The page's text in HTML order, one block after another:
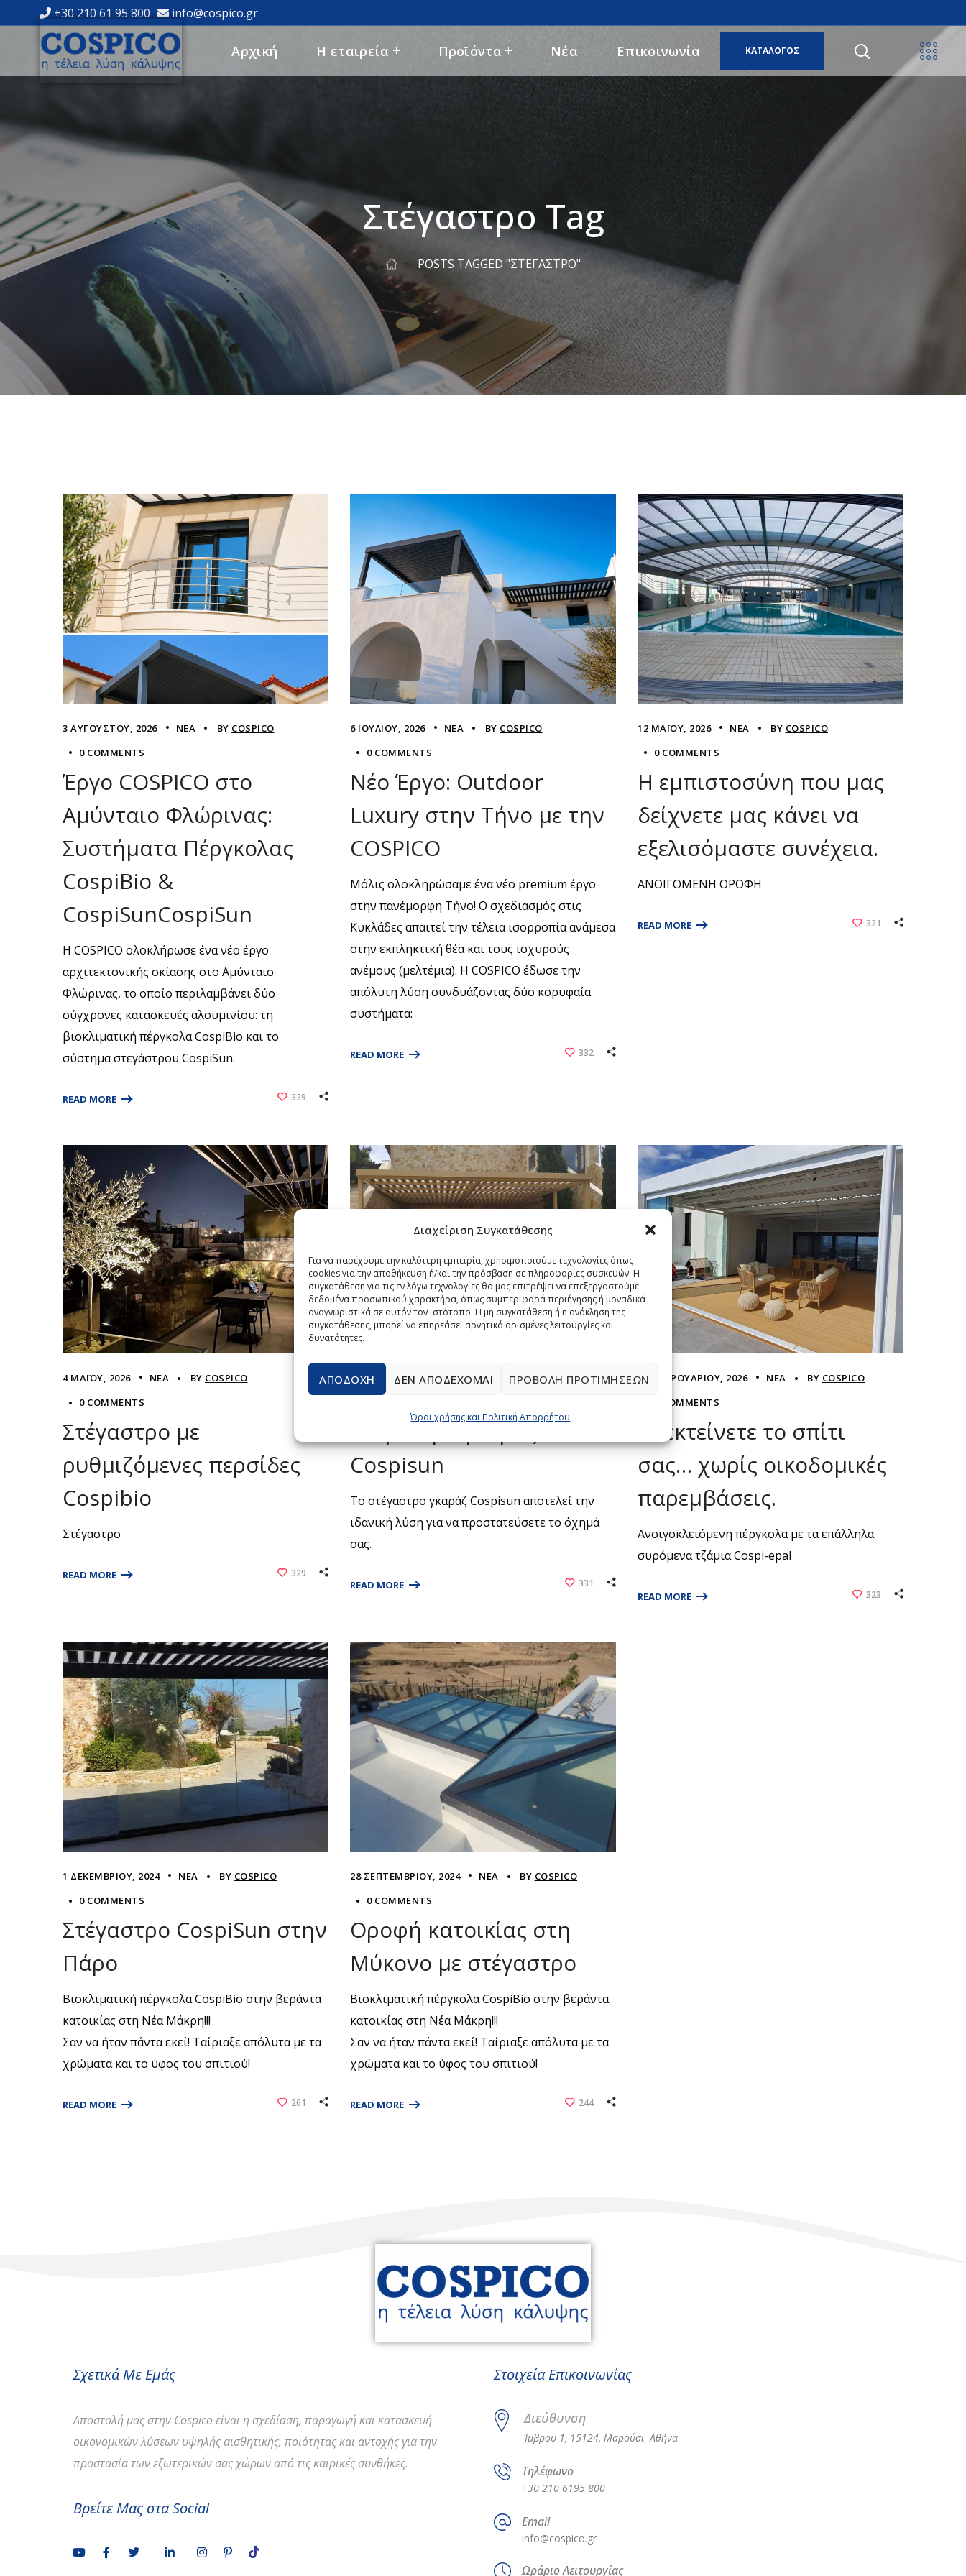
Διαχείριση Συγκατάθεσης
Για να παρέχουμε την καλύτερη εμπειρία, χρησιμοποιούμε τεχνολογίες όπως
cookies για την αποθήκευση ή/και την πρόσβαση σε πληροφορίες συσκευών. Η
συγκατάθεση για τις εν λόγω τεχνολογίες θα μας επιτρέψει να επεξεργαστούμε
δεδομένα προσωπικού χαρακτήρα, όπως συμπεριφορά περιήγησης ή μοναδικά
αναγνωριστικά σε αυτόν τον ιστότοπο. Η μη συγκατάθεση ή η ανάκληση της
συγκατάθεσης, μπορεί να επηρεάσει αρνητικά ορισμένες λειτουργίες και
δυνατότητες.
ΑΠΟΔΟΧΉ ΔΕΝ ΑΠΟΔΈΧΟΜΑΙ ΠΡΟΒΟΛΉ ΠΡΟΤΙΜΉΣΕΩΝ
Όροι χρήσης και Πολιτική Απορρήτου
+30 210 61 95 800 info@cospico.gr
Αρχική Η εταιρεία Προϊόντα Νέα Επικοινωνία ΚΑΤΑΛΟΓΟΣ
Στέγαστρο Tag
POSTS TAGGED "ΣΤΈΓΑΣΤΡΟ"
3 ΑΥΓΟΎΣΤΟΥ, 2026 ΝΈΑ BY COSPICO
0 COMMENTS
Έργο COSPICO στο
Αμύνταιο Φλώρινας:
Συστήματα Πέργκολας
CospiBio &
CospiSunCospiSun
Η COSPICO ολοκλήρωσε ένα νέο έργο
αρχιτεκτονικής σκίασης στο Αμύνταιο
Φλώρινας, το οποίο περιλαμβάνει δύο
σύγχρονες κατασκευές αλουμινίου: τη
βιοκλιματική πέργκολα CospiBio και το
σύστημα στεγάστρου CospiSun.
READ MORE 329
6 ΙΟΥΛΊΟΥ, 2026 ΝΈΑ BY COSPICO
0 COMMENTS
Νέο Έργο: Outdoor
Luxury στην Τήνο με την
COSPICO
Μόλις ολοκληρώσαμε ένα νέο premium έργο
στην πανέμορφη Τήνο! Ο σχεδιασμός στις
Κυκλάδες απαιτεί την τέλεια ισορροπία ανάμεσα
στην εκπληκτική θέα και τους ισχυρούς
ανέμους (μελτέμια). Η COSPICO έδωσε την
απόλυτη λύση συνδυάζοντας δύο κορυφαία
συστήματα:
READ MORE 332
12 ΜΑΪ́ΟΥ, 2026 ΝΈΑ BY COSPICO
0 COMMENTS
Η εμπιστοσύνη που μας
δείχνετε μας κάνει να
εξελισόμαστε συνέχεια.
ΑΝΟΙΓΟΜΕΝΗ ΟΡΟΦΗ
READ MORE 321
4 ΜΑΪ́ΟΥ, 2026 ΝΈΑ BY COSPICO
0 COMMENTS
Στέγαστρο με
ρυθμιζόμενες περσίδες
Cospibio
Στέγαστρο
READ MORE 329
18 ΦΕΒΡΟΥΑΡΊΟΥ, 2026 ΝΈΑ BYCOSPICO
Στέγαστρο γκαράζ
Cospisun
Το στέγαστρο γκαράζ Cospisun αποτελεί την
ιδανική λύση για να προστατεύσετε το όχημά
σας.
READ MORE 331
10 ΦΕΒΡΟΥΑΡΊΟΥ, 2026 ΝΈΑ BY COSPICO
0 COMMENTS
Επεκτείνετε το σπίτι
σας… χωρίς οικοδομικές
παρεμβάσεις.
Ανοιγοκλειόμενη πέργκολα με τα επάλληλα
συρόμενα τζάμια Cospi-epal
READ MORE 323
1 ΔΕΚΕΜΒΡΊΟΥ, 2024 ΝΈΑ BY COSPICO
0 COMMENTS
Στέγαστρο CospiSun στην
Πάρο
Βιοκλιματική πέργκολα CospiBio στην βεράντα
κατοικίας στη Νέα Μάκρη!!!
Σαν να ήταν πάντα εκεί! Ταίριαξε απόλυτα με τα
χρώματα και το ύφος του σπιτιού!
READ MORE 261
28 ΣΕΠΤΕΜΒΡΊΟΥ, 2024 ΝΈΑ BY COSPICO
0 COMMENTS
Oροφή κατοικίας στη
Μύκονο με στέγαστρο
Βιοκλιματική πέργκολα CospiBio στην βεράντα
κατοικίας στη Νέα Μάκρη!!!
Σαν να ήταν πάντα εκεί! Ταίριαξε απόλυτα με τα
χρώματα και το ύφος του σπιτιού!
READ MORE 244
Σχετικά Με Εμάς
Αποστολήμας στην Cospico είναι η σχεδίαση, παραγωγή και κατασκευή
οικονομικών λύσεων υψηλής αισθητικής, ποιότητας και αντοχής για την
προστασία των εξωτερικών σας χώρων από τις καιρικές συνθήκες.
Βρείτε Μας στα Social
Στοιχεία Επικοινωνίας
Διεύθυνση
Ίμβρου 1, 15124, Μαρούσι- Αθήνα
Τηλέφωνο
+30 210 6195 800
Email
info@cospico.gr
Ωράριο Λειτουργίας